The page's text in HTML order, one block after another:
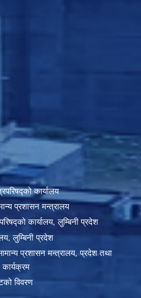
कार्यालय
प्रशासन मन्त्रालय
कार्यालय, लुम्बिनी प्रदेश
लुम्बिनी प्रदेश
प्रशासन मन्त्रालय, प्रदेश तथा
विवरण